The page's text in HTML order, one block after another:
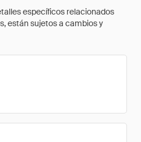
específicos relacionados
están sujetos a cambios y